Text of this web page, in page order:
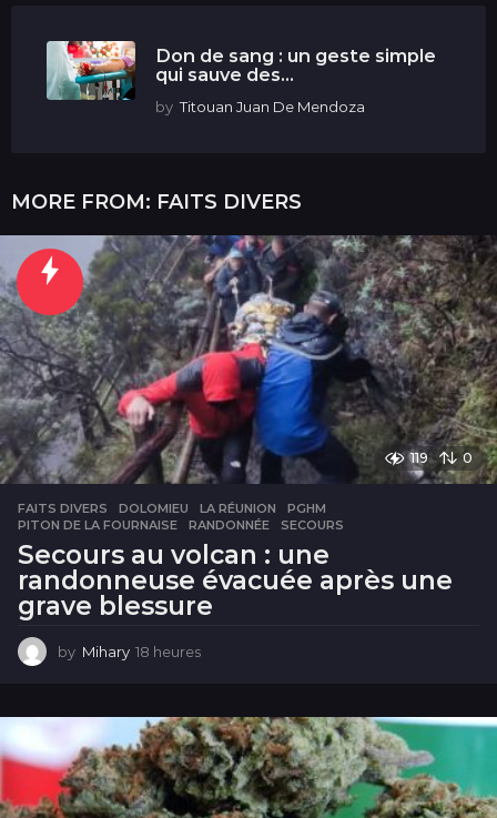
Don de sang : un geste simple
qui sauve des...
by Titouan Juan De Mendoza
MORE FROM: FAITS DIVERS
119 0
FAITS DIVERS DOLOMIEU ,LA RÉUNION ,PGHM
PITON DE LA FOURNAISE
,RANDONNÉE ,SECOURS
Secours au volcan : une
randonneuse évacuée après une
grave blessure
by Mihary 18 heures
e
u
r
e
s